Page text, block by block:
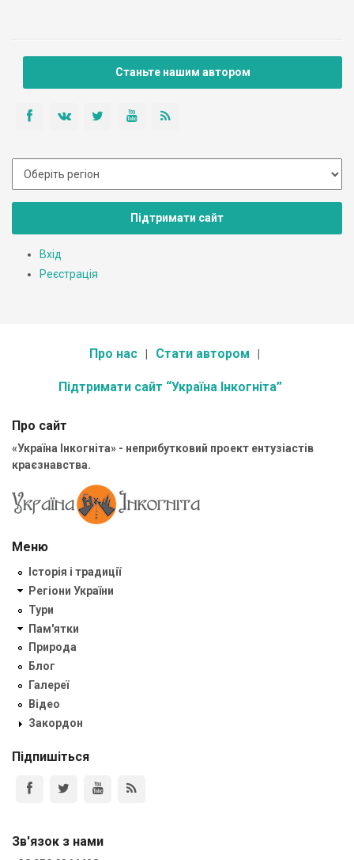
Станьте нашим автором
Підтримати сайт
Вхід
Реєстрація
Про нас Стати автором
Підтримати сайт “Україна Інкогніта”
Про сайт
«Україна Інкогніта» - неприбутковий проект ентузіастів
краєзнавства.
Меню
Історія і традиції
Регіони України
Тури
Пам'ятки
Природа
Блог
Галереї
Відео
Закордон
Підпишіться
Зв'язок з нами